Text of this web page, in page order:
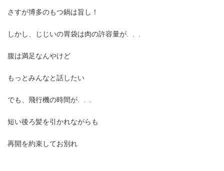
さすが博多のもつ鍋は旨し！
しかし、じじいの胃袋は肉の許容量が. . .
腹は満足なんやけど
もっとみんなと話したい
でも、飛行機の時間が. . .
短い後ろ髪を引かれながらも
再開を約束してお別れ